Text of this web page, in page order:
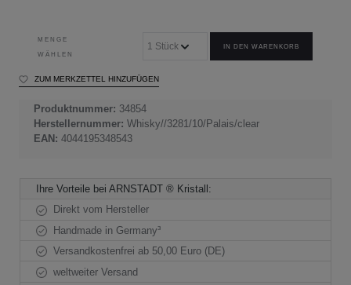
MENGE
WÄHLEN
IN DEN WARENKORB
ZUM MERKZETTEL HINZUFÜGEN
Produktnummer: 34854
Herstellernummer:Whisky//3281/10/Palais/clear
EAN:4044195348543
Ihre Vorteile bei ARNSTADT ® Kristall:
Direkt vom Hersteller
Handmade in Germany³
Versandkostenfrei ab 50,00 Euro (DE)
weltweiter Versand